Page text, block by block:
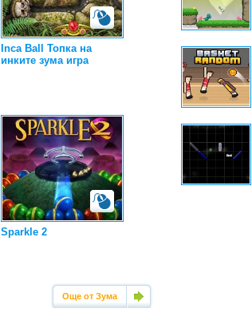
Inca Ball Топка на
инките зума игра
Sparkle 2
Още от Зума